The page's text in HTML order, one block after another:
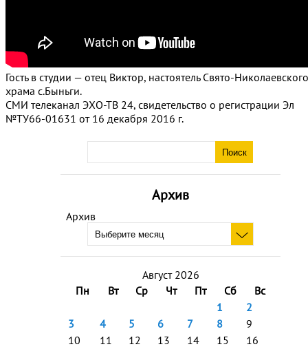
Архив
Архив
Август 2026
Пн
Вт Ср Чт Пт Сб
Вс
1
2
3
4 5 6 7 8
9
10
11 12 13 14 15
16
Гость в студии — отец Виктор, настоятель Свято-Николаевского
храма с.Быньги.
СМИ телеканал ЭХО-ТВ 24, свидетельство о регистрации Эл
№ТУ66-01631 от 16 декабря 2016 г.